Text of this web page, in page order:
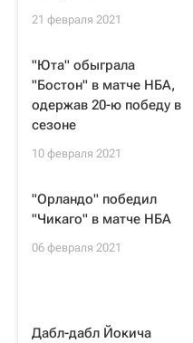
21 февраля 2021
"Юта" обыграла
"Бостон" в матче НБА,
одержав 20-ю победу в
сезоне
10 февраля 2021
"Орландо" победил
"Чикаго" в матче НБА
06 февраля 2021
Дабл-дабл Йокича